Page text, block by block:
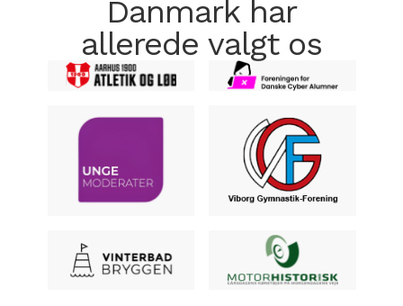
Danmark har
allerede valgt os